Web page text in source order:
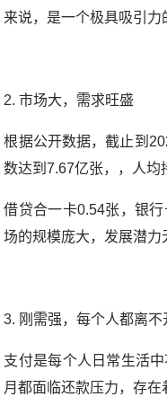
来说，是一个极具吸引力
2. 市场大，需求旺盛
根据公开数据，截止到
数达到7.67亿张，，人均
借贷合一卡0.54张，银
场的规模庞大，发展潜力
3. 刚需强，每个人都离不
支付是每个人日常生活
月都面临还款压力，存在